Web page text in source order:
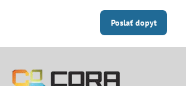
Poslať dopyt